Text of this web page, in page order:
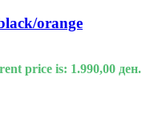
orange
price is: 1.990,00 ден.